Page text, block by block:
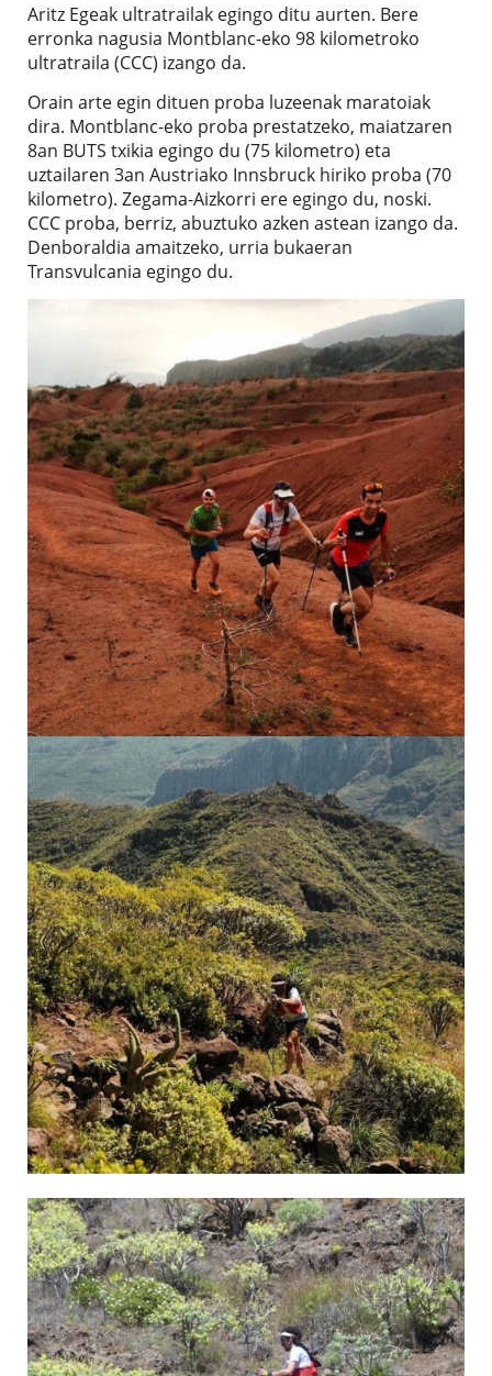
Aritz Egeak ultratrailak egingo ditu aurten. Bere
erronka nagusia Montblanc-eko 98 kilometroko
ultratraila (CCC) izango da.
Orain arte egin dituen proba luzeenak maratoiak
dira. Montblanc-eko proba prestatzeko, maiatzaren
8an BUTS txikia egingo du (75 kilometro) eta
uztailaren 3an Austriako Innsbruck hiriko proba (70
kilometro). Zegama-Aizkorri ere egingo du, noski.
CCC proba, berriz, abuztuko azken astean izango da.
Denboraldia amaitzeko, urria bukaeran
Transvulcania egingo du.